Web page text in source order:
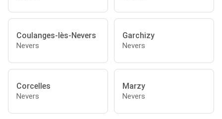
Coulanges-lès-Nevers
Nevers
Garchizy
Nevers
Corcelles
Nevers
Marzy
Nevers